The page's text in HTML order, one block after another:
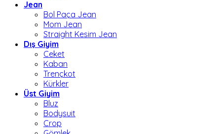
Jean
Bol Paça Jean
Mom Jean
Straight Kesim Jean
Dış Giyim
Ceket
Kaban
Trençkot
Kürkler
Üst Giyim
Bluz
Bodysuit
Crop